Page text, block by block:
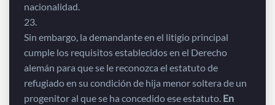
nacionalidad.
23.
Sin embargo, la demandante en el litigio principal
cumple los requisitos establecidos en el Derecho
alemán para que se le reconozca el estatuto de
refugiado en su condición de hija menor soltera de un
progenitor al que se ha concedido ese estatuto. En